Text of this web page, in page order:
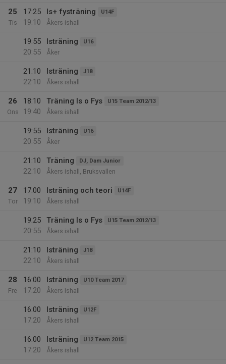
25
Tis
17:25
19:10
Is+ fysträning U14F
Åkers ishall
19:55
20:55
Isträning U16
Åker
21:10
22:10
Isträning J18
Åkers ishall
26
Ons
18:10
19:40
Träning Is o Fys U15 Team 2012/13
Åkers ishall
19:55
20:55
Isträning U16
Åker
21:10
22:10
Träning DJ, Dam Junior
Åkers ishall, Bruksvallen
27
Tor
17:00
19:10
Isträning och teori U14F
Åkers ishall
19:25
20:55
Träning Is o Fys U15 Team 2012/13
Åkers ishall
21:10
22:10
Isträning J18
Åkers ishall
28
Fre
16:00
17:20
Isträning U10 Team 2017
Åkers Ishall
16:00
17:20
Isträning U12F
Åkers ishall
16:00
17:20
Isträning U12 Team 2015
Åkers ishall